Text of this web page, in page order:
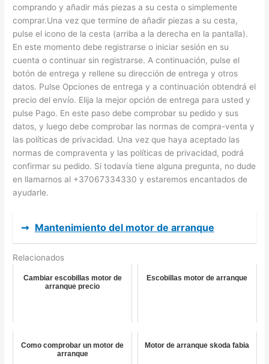
comprando y añadir más piezas a su cesta o simplemente
comprar.Una vez que termine de añadir piezas a su cesta,
pulse el icono de la cesta (arriba a la derecha en la pantalla).
En este momento debe registrarse o iniciar sesión en su
cuenta o continuar sin registrarse. A continuación, pulse el
botón de entrega y rellene su dirección de entrega y otros
datos. Pulse Opciones de entrega y a continuación obtendrá el
precio del envío. Elija la mejor opción de entrega para usted y
pulse Pago. En este paso debe comprobar su pedido y sus
datos, y luego debe comprobar las normas de compra-venta y
las políticas de privacidad. Una vez que haya aceptado las
normas de compraventa y las políticas de privacidad, podrá
confirmar su pedido. Si todavía tiene alguna pregunta, no dude
en llamarnos al +37067334330 y estaremos encantados de
ayudarle.
➞ Mantenimiento del motor de arranque
Relacionados
Cambiar escobillas motor de
arranque precio
Escobillas motor de arranque
Como comprobar un motor de
arranque
Motor de arranque skoda fabia